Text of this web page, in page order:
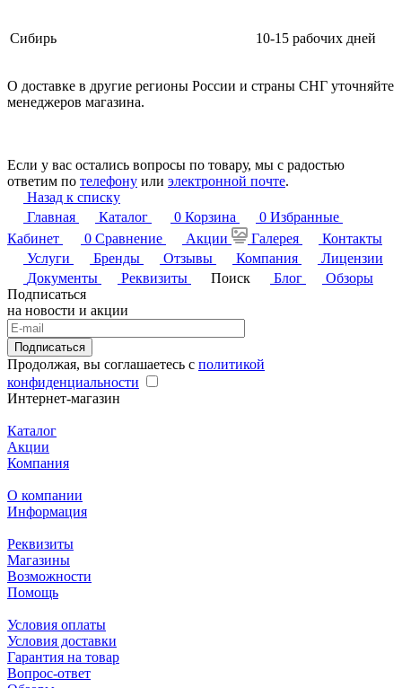
Сибирь 10-15 рабочих дней
О доставке в другие регионы России и страны СНГ уточняйте
менеджеров магазина.
Если у вас остались вопросы по товару, мы с радостью
ответим по телефону или электронной почте.
Назад к списку
Главная
Каталог 0 Корзина 0 Избранные
Кабинет
0 Сравнение Акции Галерея
Контакты
Услуги
Бренды Отзывы Компания
Лицензии
Документы
Реквизиты Поиск Блог
Обзоры
Подписаться
на новости и акции
Подписаться
Продолжая, вы соглашаетесь с политикой
конфиденциальности
Интернет-магазин
Каталог
Акции
Компания
О компании
Информация
Реквизиты
Магазины
Возможности
Помощь
Условия оплаты
Условия доставки
Гарантия на товар
Вопрос-ответ